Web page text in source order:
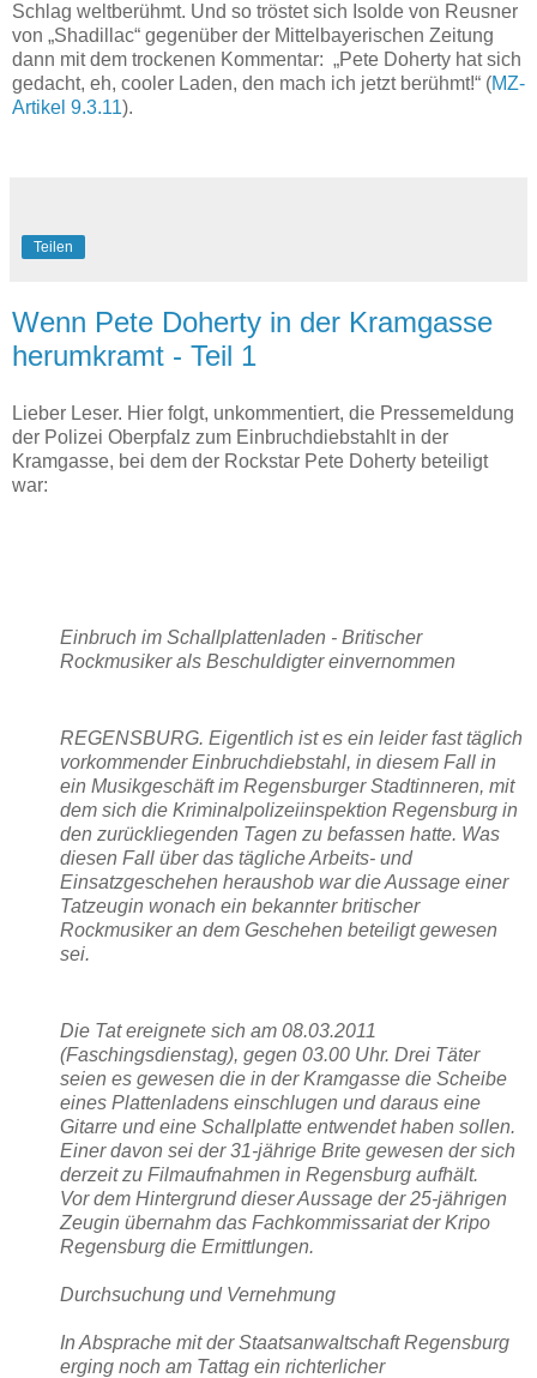
Schlag weltberühmt. Und so tröstet sich Isolde von Reusner
von „Shadillac“ gegenüber der Mittelbayerischen Zeitung
dann mit dem trockenen Kommentar: „Pete Doherty hat sich
gedacht, eh, cooler Laden, den mach ich jetzt berühmt!“ (MZ-
Artikel 9.3.11).
Teilen
Wenn Pete Doherty in der Kramgasse
herumkramt - Teil 1
Lieber Leser. Hier folgt, unkommentiert, die Pressemeldung
der Polizei Oberpfalz zum Einbruchdiebstahlt in der
Kramgasse, bei dem der Rockstar Pete Doherty beteiligt
war:
Einbruch im Schallplattenladen - Britischer
Rockmusiker als Beschuldigter einvernommen
REGENSBURG. Eigentlich ist es ein leider fast täglich
vorkommender Einbruchdiebstahl, in diesem Fall in
ein Musikgeschäft im Regensburger Stadtinneren, mit
dem sich die Kriminalpolizeiinspektion Regensburg in
den zurückliegenden Tagen zu befassen hatte. Was
diesen Fall über das tägliche Arbeits- und
Einsatzgeschehen heraushob war die Aussage einer
Tatzeugin wonach ein bekannter britischer
Rockmusiker an dem Geschehen beteiligt gewesen
sei.
Die Tat ereignete sich am 08.03.2011
(Faschingsdienstag), gegen 03.00 Uhr. Drei Täter
seien es gewesen die in der Kramgasse die Scheibe
eines Plattenladens einschlugen und daraus eine
Gitarre und eine Schallplatte entwendet haben sollen.
Einer davon sei der 31-jährige Brite gewesen der sich
derzeit zu Filmaufnahmen in Regensburg aufhält.
Vor dem Hintergrund dieser Aussage der 25-jährigen
Zeugin übernahm das Fachkommissariat der Kripo
Regensburg die Ermittlungen.
Durchsuchung und Vernehmung
In Absprache mit der Staatsanwaltschaft Regensburg
erging noch am Tattag ein richterlicher